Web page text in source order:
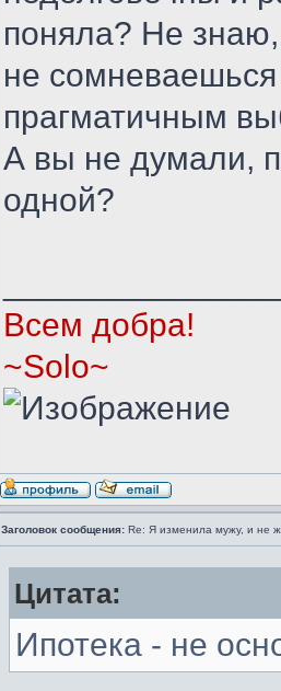
поняла? Не
не
прагматичным
А вы не думали,
одной?
Всем добра!
~Solo~
Заголовок сообщения: Re: Я изменила мужу, и не
Цитата:
Ипотека - не